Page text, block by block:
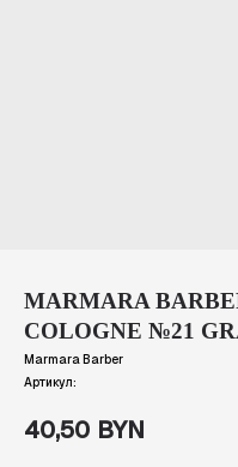
MARMARA
COLOGNE №21
Marmara Barber
Артикул:
40,50 BYN